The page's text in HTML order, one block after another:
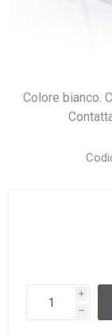
Colore bianco.
i
h